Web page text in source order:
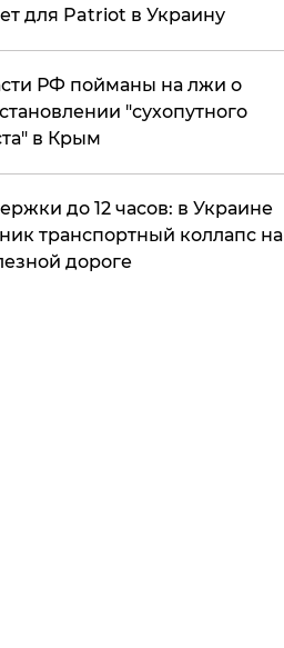
для Patriot в Украину
РФ пойманы на лжи о
"сухопутного
в Крым
до 12 часов: в Украине
транспортный коллапс на
дороге